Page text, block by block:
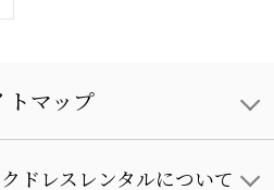
トマップ
ドレスレンタルについて